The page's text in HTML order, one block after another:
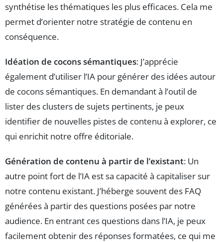
synthétise les thématiques les plus efficaces. Cela me
permet d’orienter notre stratégie de contenu en
conséquence.
Idéation de cocons sémantiques: J’apprécie
également d’utiliser l’IA pour générer des idées autour
de cocons sémantiques. En demandant à l’outil de
lister des clusters de sujets pertinents, je peux
identifier de nouvelles pistes de contenu à explorer, ce
qui enrichit notre offre éditoriale.
Génération de contenu à partir de l’existant: Un
autre point fort de l’IA est sa capacité à capitaliser sur
notre contenu existant. J’héberge souvent des FAQ
générées à partir des questions posées par notre
audience. En entrant ces questions dans l’IA, je peux
facilement obtenir des réponses formatées, ce qui me